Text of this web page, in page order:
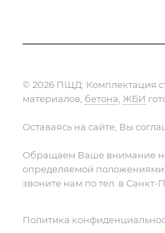
© 2026 ПЩД: Комплектация
материалов, бетона ЖБИ
Оставаясь на сайте, Вы
Обращаем Ваше внимание на
определяемой положениями
звоните нам по тел. в Санкт-
Политика